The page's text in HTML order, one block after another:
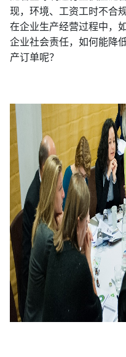
现，环境、工资工时不合
在企业生产经营过程中，
企业社会责任，如何能降
产订单呢？